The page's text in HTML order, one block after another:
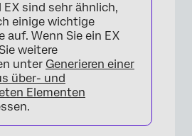
EX sind sehr ähnlich,
einige wichtige
auf. Wenn Sie ein EX
weitere
unter Generieren einer
über- und
Elementen